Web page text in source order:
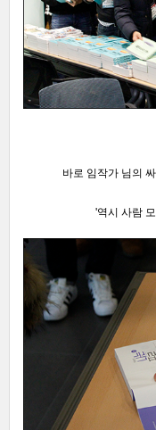
바로 임작가 님의
'역시 사람